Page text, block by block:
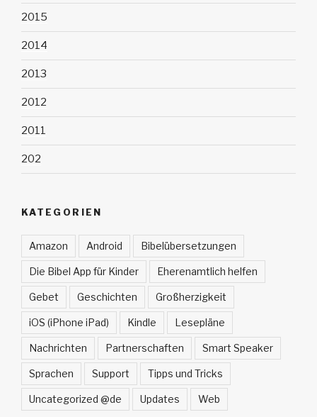
2015
2014
2013
2012
2011
202
KATEGORIEN
Amazon Android Bibelübersetzungen
Die Bibel App für Kinder Eherenamtlich helfen
Gebet Geschichten Großherzigkeit
iOS (iPhone iPad) Kindle Lesepläne
Nachrichten Partnerschaften Smart Speaker
Sprachen Support Tipps und Tricks
Uncategorized @de Updates Web